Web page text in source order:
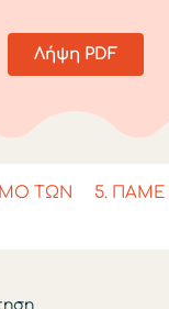
Λήψη PDF
ΤΩΝ
5. ΠΑΜΕ